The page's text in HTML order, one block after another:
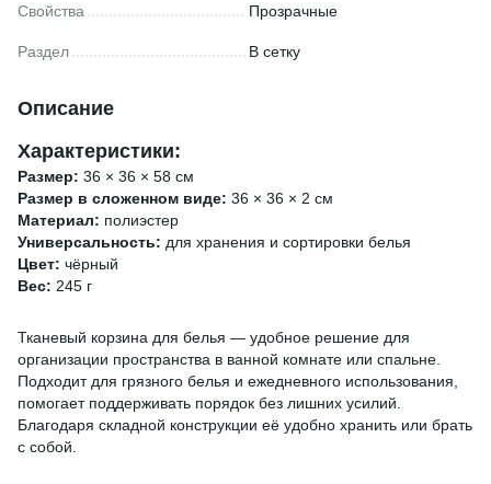
Свойства Прозрачные
Раздел В сетку
Описание
Характеристики:
Размер: 36 × 36 × 58 см
Размер в сложенном виде: 36 × 36 × 2 см
Материал: полиэстер
Универсальность: для хранения и сортировки белья
Цвет: чёрный
Вес: 245 г
Тканевый корзина для белья — удобное решение для
организации пространства в ванной комнате или спальне.
Подходит для грязного белья и ежедневного использования,
помогает поддерживать порядок без лишних усилий.
Благодаря складной конструкции её удобно хранить или брать
с собой.